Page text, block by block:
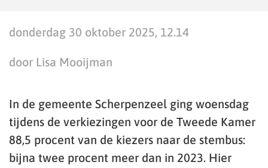
donderdag 30 oktober 2025, 12.14
door Lisa Mooijman
In de gemeente Scherpenzeel ging woensdag
tijdens de verkiezingen voor de Tweede Kamer
88,5 procent van de kiezers naar de stembus:
bijna twee procent meer dan in 2023. Hier